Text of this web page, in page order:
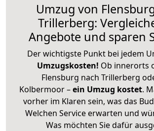
Umzug von
Trillerberg:
Angebote und sparen
Der wichtigste Punkt bei jedem
Umzugskosten! Ob innerorts
Flensburg nach Trillerberg
Kolbermoor –ein Umzug kostet.
vorher im Klaren sein, was das
Welchen Service erwarten und
Was möchten Sie dafür